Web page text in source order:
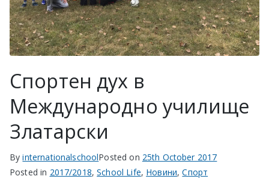
Спортен дух в
Международно училище
Златарски
ByinternationalschoolPosted on 25th October 2017
Posted in 2017/2018,School Life, Новини,Спорт